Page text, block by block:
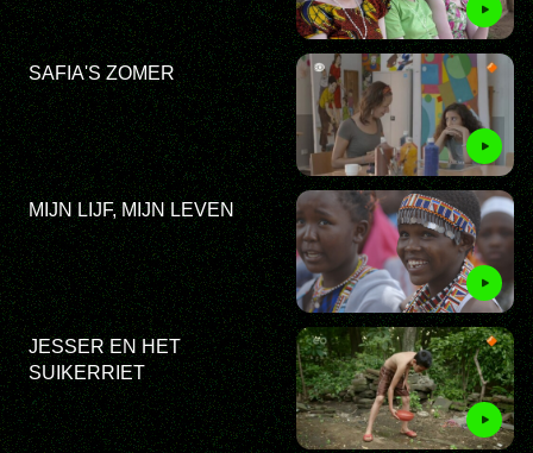
SAFIA'S ZOMER
MIJN LIJF, MIJN LEVEN
JESSER EN HET
SUIKERRIET